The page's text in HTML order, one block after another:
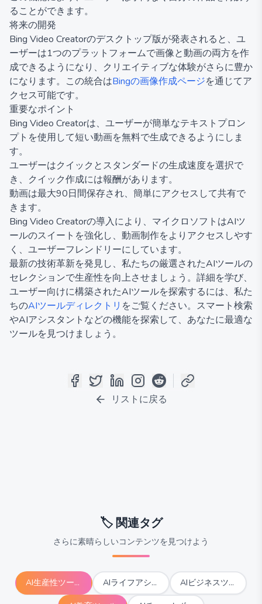
ることができます。
将来の開発
Bing Video Creatorのデスクトップ版が発表されると、ユ
ーザーは1つのプラットフォームで画像と動画の両方を作
成できるようになり、クリエイティブな体験がさらに豊か
になります。この統合はBingの画像作成ページを通じてア
クセス可能です。
重要なポイント
Bing Video Creatorは、ユーザーが簡単なテキストプロン
プトを使用して短い動画を無料で生成できるようにしま
す。
ユーザーはクイックとスタンダードの生成速度を選択で
き、クイック作成には報酬があります。
動画は最大90日間保存され、簡単にアクセスして共有で
きます。
Bing Video Creatorの導入により、マイクロソフトはAIツ
ールのスイートを強化し、動画制作をよりアクセスしやす
く、ユーザーフレンドリーにしています。
最新の技術革新を発見し、私たちの厳選されたAIツールの
セレクションで生産性を向上させましょう。詳細を学び、
ユーザー向けに構築されたAIツールを探索するには、私た
ちのAIツールディレクトリ をご覧ください。スマート検索
やAIアシスタントなどの機能を探索して、あなたに最適な
ツールを見つけましょう。
リストに戻る
🏷️ 関連タグ
さらに素晴らしいコンテンツを見つけよう
AI生産性ツール AIライフアシスタントツール AIビジネスツール